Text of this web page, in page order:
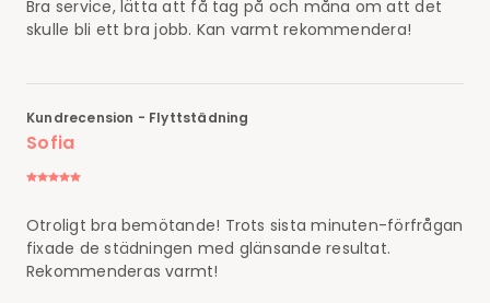
Bra service, lätta att få tag på och måna om att det
skulle bli ett bra jobb. Kan varmt rekommendera!
Kundrecension - Flyttstädning
Sofia
Otroligt bra bemötande! Trots sista minuten-förfrågan
fixade de städningen med glänsande resultat.
Rekommenderas varmt!